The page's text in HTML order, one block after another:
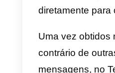
seguir estas
1)Abrir uma
o BotFather: